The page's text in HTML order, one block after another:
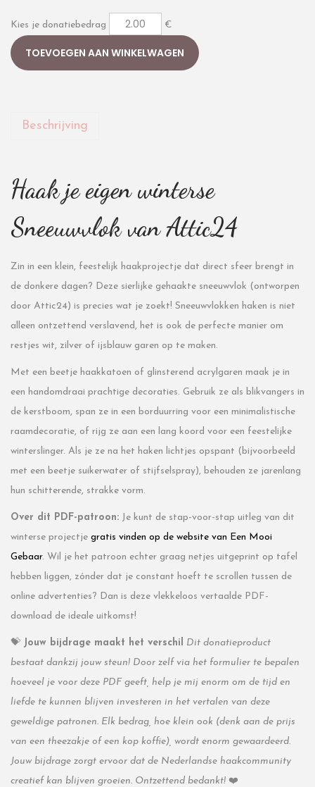
Kies je donatiebedrag €
TOEVOEGEN AAN WINKELWAGEN
Beschrijving
Haak je eigen winterse
Sneeuwvlok van Attic24
Zin in een klein, feestelijk haakprojectje dat direct sfeer brengt in
de donkere dagen? Deze sierlijke gehaakte sneeuwvlok (ontworpen
door Attic24) is precies wat je zoekt! Sneeuwvlokken haken is niet
alleen ontzettend verslavend, het is ook de perfecte manier om
restjes wit, zilver of ijsblauw garen op te maken.
Met een beetje haakkatoen of glinsterend acrylgaren maak je in
een handomdraai prachtige decoraties. Gebruik ze als blikvangers in
de kerstboom, span ze in een borduurring voor een minimalistische
raamdecoratie, of rijg ze aan een lang koord voor een feestelijke
winterslinger. Als je ze na het haken lichtjes opspant (bijvoorbeeld
met een beetje suikerwater of stijfselspray), behouden ze jarenlang
hun schitterende, strakke vorm.
Over dit PDF-patroon: Je kunt de stap-voor-stap uitleg van dit
winterse projectje gratis vinden op de website van Een Mooi
Gebaar. Wil je het patroon echter graag netjes uitgeprint op tafel
hebben liggen, zónder dat je constant hoeft te scrollen tussen de
online advertenties? Dan is deze vlekkeloos vertaalde PDF-
download de ideale uitkomst!
💝 Jouw bijdrage maakt het verschil Dit donatieproduct
bestaat dankzij jouw steun! Door zelf via het formulier te bepalen
hoeveel je voor deze PDF geeft, help je mij enorm om de tijd en
liefde te kunnen blijven investeren in het vertalen van deze
geweldige patronen. Elk bedrag, hoe klein ook (denk aan de prijs
van een theezakje of een kop koffie), wordt enorm gewaardeerd.
Jouw bijdrage zorgt ervoor dat de Nederlandse haakcommunity
creatief kan blijven groeien. Ontzettend bedankt! ❤️